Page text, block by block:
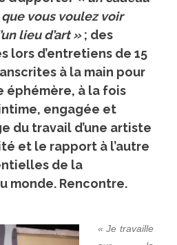
vous voulez voir
lieu d’art »; des
lors d’entretiens de 15
à la main pour
à la fois
engagée et
du travail d’une artiste
et le rapport à l’autre
de la
monde. Rencontre.
« Je travaille